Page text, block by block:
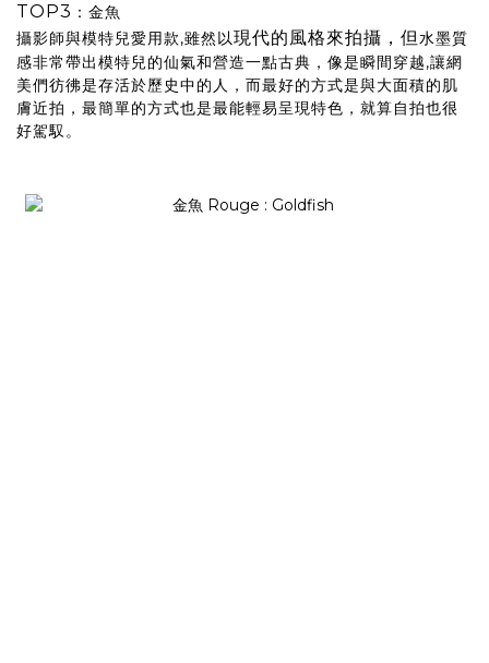
TOP3 ：金魚
攝影師與模特兒愛用款,雖然以現代的風格來拍攝，但水墨質
感非常帶出模特兒的仙氣和營造一點古典，像是瞬間穿越,讓網
美們彷彿是存活於歷史中的人，而最好的方式是與大面積的肌
膚近拍，最簡單的方式也是最能輕易呈現特色，就算自拍也很
好駕馭。